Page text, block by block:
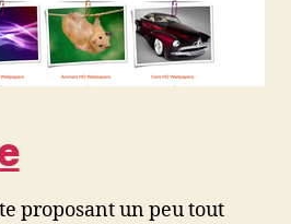
proposant un peu tout